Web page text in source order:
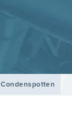
Condenspotten